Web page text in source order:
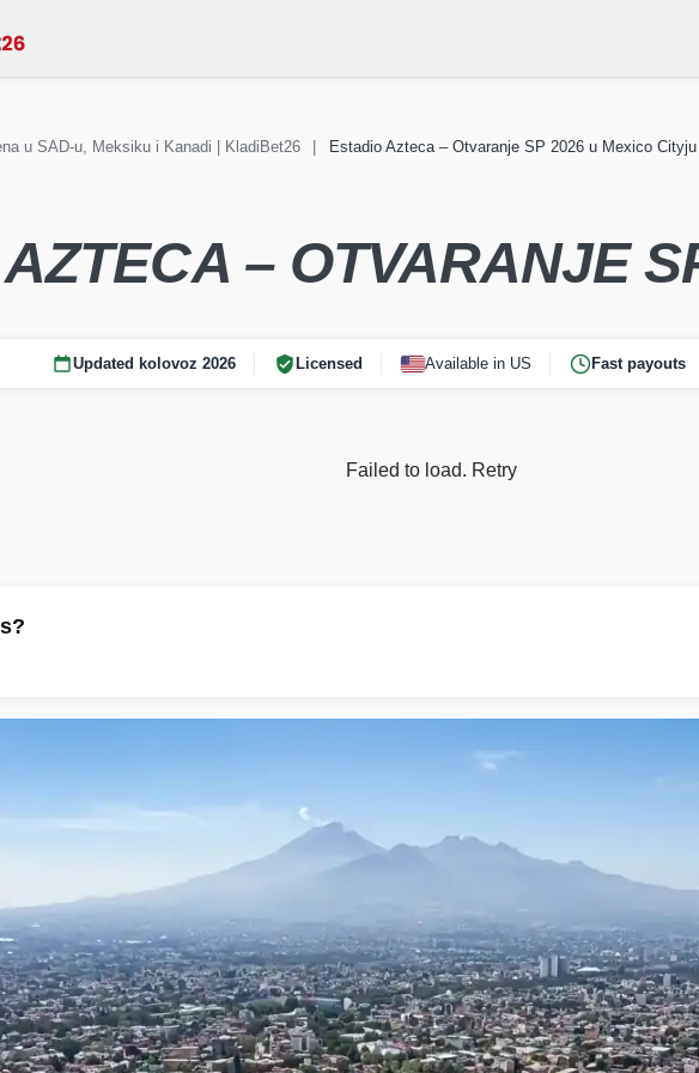
Vijesti Svjetsko
Vijesti Svjetsko
u SAD-u, Meksiku i Kanadi | KladiBet26 Estadio Azteca – Otvaranje SP 2026 u Mexico
– OTVARANJE
Updated kolovoz 2026 Licensed Available in US Fast payouts
Failed to load. Retry